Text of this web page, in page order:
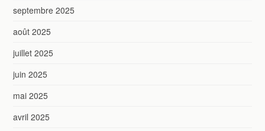
septembre 2025
août 2025
juillet 2025
juin 2025
mai 2025
avril 2025